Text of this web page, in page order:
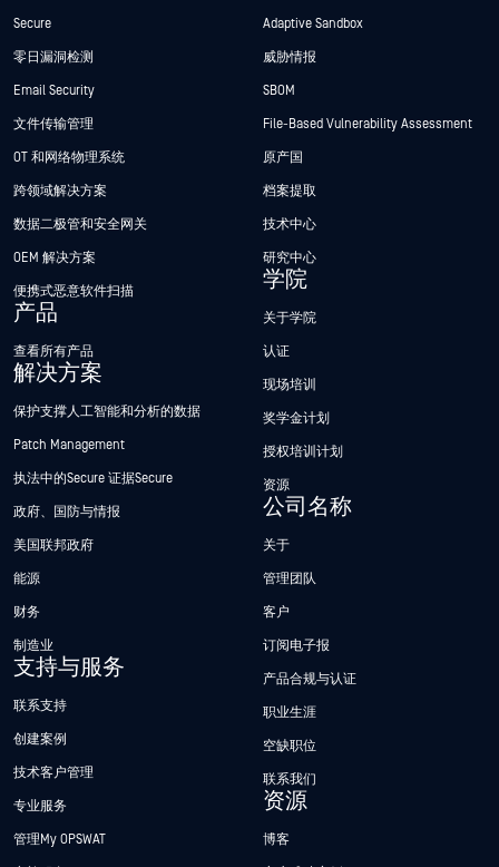
Secure
零日漏洞检测
Email Security
文件传输管理
OT 和网络物理系统
跨领域解决方案
数据二极管和安全网关
OEM 解决方案
便携式恶意软件扫描
产品
查看所有产品
解决方案
保护支撑人工智能和分析的数据
Patch Management
执法中的Secure 证据Secure
政府、国防与情报
美国联邦政府
能源
财务
制造业
支持与服务
联系支持
创建案例
技术客户管理
专业服务
管理My OPSWAT
Adaptive Sandbox
威胁情报
SBOM
File-Based Vulnerability Assessment
原产国
档案提取
技术中心
研究中心
学院
关于学院
认证
现场培训
奖学金计划
授权培训计划
资源
公司名称
关于
管理团队
客户
订阅电子报
产品合规与认证
职业生涯
空缺职位
联系我们
资源
博客